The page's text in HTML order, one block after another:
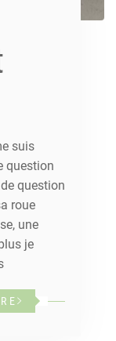
suis
question
question
roue
une
je